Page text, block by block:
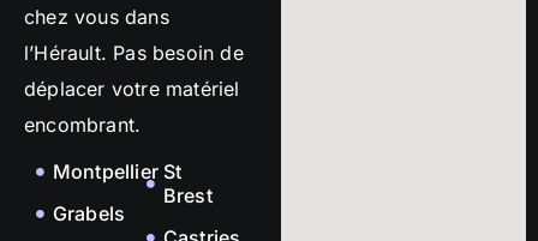
chez vous dans
l’Hérault. Pas besoin de
déplacer votre matériel
encombrant.
Montpellier
Grabels
St
Brest